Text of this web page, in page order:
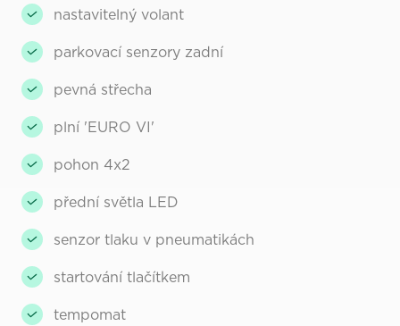
nastavitelný volant
parkovací senzory zadní
pevná střecha
plní 'EURO VI'
pohon 4x2
přední světla LED
senzor tlaku v pneumatikách
startování tlačítkem
tempomat